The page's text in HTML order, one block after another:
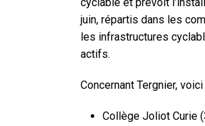
juin, répartis dans les
les infrastructures
actifs.
Concernant Tergnier,
Collège Joliot Curie